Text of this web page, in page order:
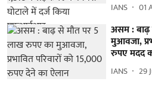
IANS 01
असम :
मुआवजा,
रुपए मदद
IANS 29